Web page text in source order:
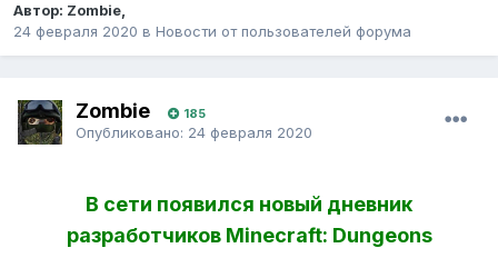
Автор: Zombie,
24 февраля 2020 в Новости от пользователей форума
Zombie 185
Опубликовано: 24 февраля 2020
В сети появился новый дневник
разработчиков Minecraft: Dungeons